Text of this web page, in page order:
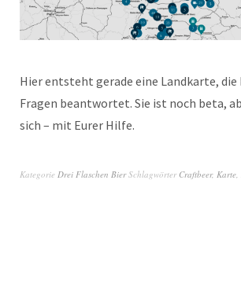
Hier entsteht gerade eine Landkarte, die
Fragen beantwortet. Sie ist noch beta,
sich – mit Eurer Hilfe.
Kategorie Drei Flaschen Bier Schlagwörter Craftbeer, Karte,